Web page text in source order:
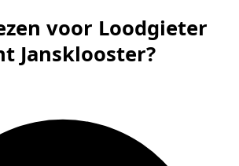
voor Loodgieter
Jansklooster?